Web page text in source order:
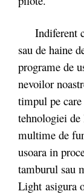
Indiferent
sau de haine
programe de
nevoilor
timpul pe
tehnologiei
multime de
usoara in
tamburul sau
Light asigura